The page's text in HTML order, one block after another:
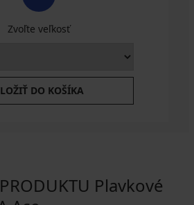
Zvoľte veľkosť
DO KOŠÍKA
Plavkové